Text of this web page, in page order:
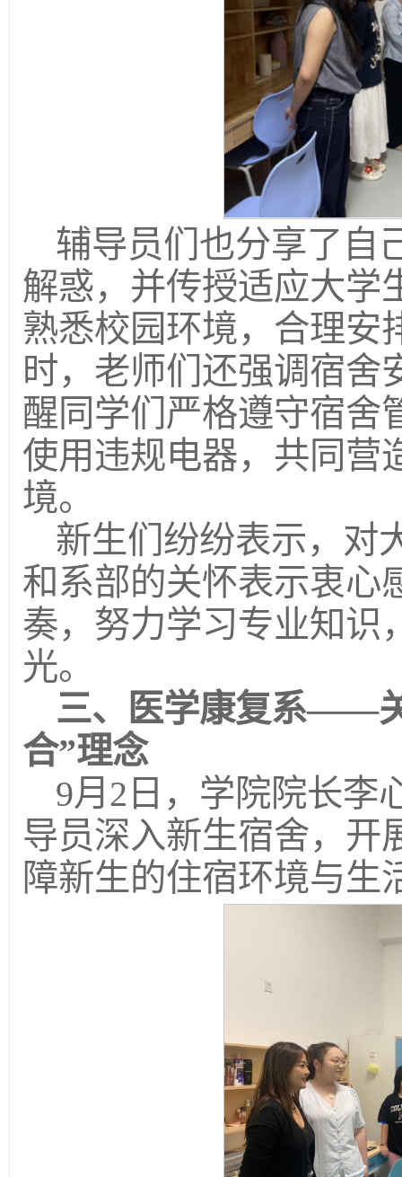
辅导员们也分享了自
解惑，并传授适应大学
熟悉校园环境，合理安
时，老师们还强调宿舍
醒同学们严格遵守宿舍
使用违规电器，共同营
境。
新生们纷纷表示，对
和系部的关怀表示衷心
奏，努力学习专业知识
光。
三、医学康复系——
合”理念
9月2日，学院院长李
导员深入新生宿舍，开
障新生的住宿环境与生